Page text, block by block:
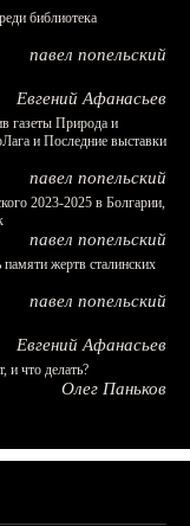
библиотека
павел попельский
Евгений Афанасьев
газеты Природа и
и Последние выставки
павел попельский
2023-2025 в Болгарии,
павел попельский
жертв сталинских
павел попельский
Евгений Афанасьев
и что делать?
Олег Паньков